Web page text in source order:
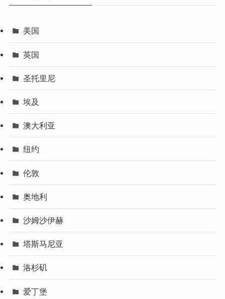
美国
英国
圣托里尼
埃及
澳大利亚
纽约
伦敦
奥地利
沙姆沙伊赫
塔斯马尼亚
洛杉矶
爱丁堡